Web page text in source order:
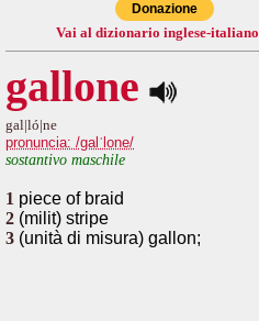
Donazione
Vai al dizionario inglese-italiano
gallone
gal|ló|ne
pronuncia: /galˈlone/
sostantivo maschile
1 piece of braid
2 (milit) stripe
3 (unità di misura) gallon;